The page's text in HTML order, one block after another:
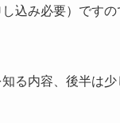
込み必要）です
る内容、後半は